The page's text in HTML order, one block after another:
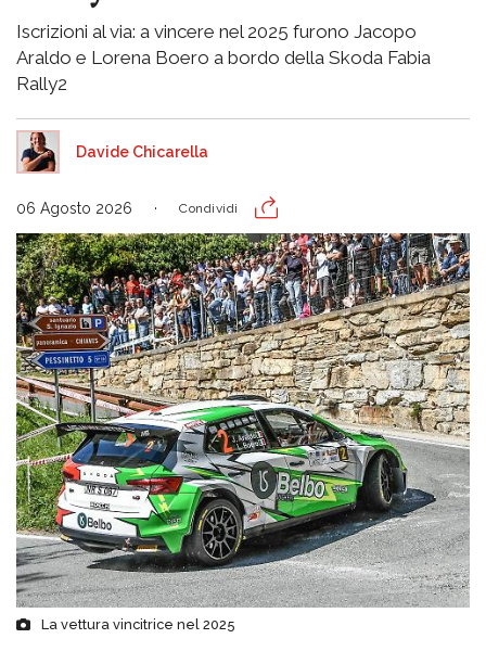
Iscrizioni al via: a vincere nel 2025 furono Jacopo
Araldo e Lorena Boero a bordo della Skoda Fabia
Rally2
Davide Chicarella
06 Agosto 2026 Condividi
La vettura vincitrice nel 2025